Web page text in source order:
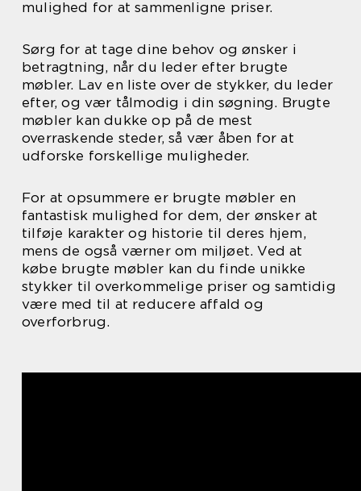
mulighed for at sammenligne priser.
Sørg for at tage dine behov og ønsker i
betragtning, når du leder efter brugte
møbler. Lav en liste over de stykker, du leder
efter, og vær tålmodig i din søgning. Brugte
møbler kan dukke op på de mest
overraskende steder, så vær åben for at
udforske forskellige muligheder.
For at opsummere er brugte møbler en
fantastisk mulighed for dem, der ønsker at
tilføje karakter og historie til deres hjem,
mens de også værner om miljøet. Ved at
købe brugte møbler kan du finde unikke
stykker til overkommelige priser og samtidig
være med til at reducere affald og
overforbrug.